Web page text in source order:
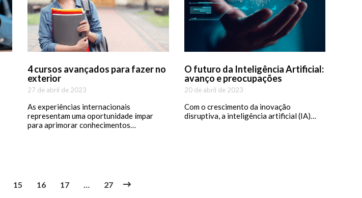
4 cursos avançados para fazer no
exterior
27 de abril de 2023
As experiências internacionais
representam uma oportunidade ímpar
para aprimorar conhecimentos…
O futuro da Inteligência Artificial:
avanço e preocupações
20 de abril de 2023
Com o crescimento da inovação
disruptiva, a inteligência artificial (IA)…
15 16 17 27